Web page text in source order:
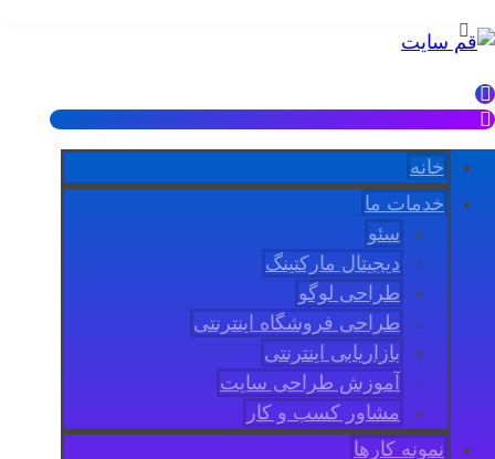
خانه
خدمات ما
سئو
دیجیتال مارکتینگ
طراحی لوگو
طراحی فروشگاه اینترنتی
بازاریابی اینترنتی
آموزش طراحی سایت
مشاور کسب و کار
نمونه کارها